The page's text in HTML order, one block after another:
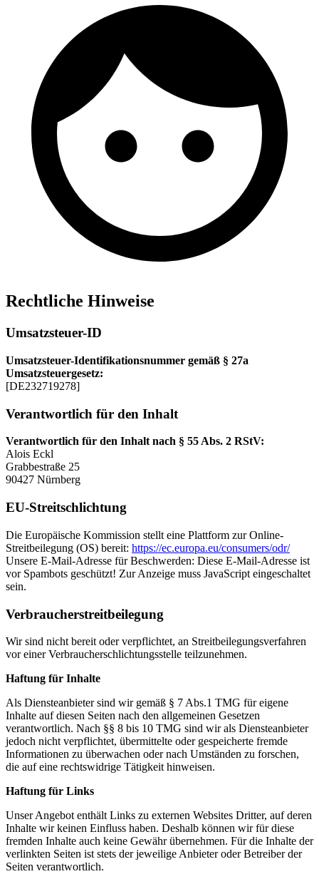
Rechtliche Hinweise
Umsatzsteuer-ID
Umsatzsteuer-Identifikationsnummer gemäß § 27a
Umsatzsteuergesetz:
[DE232719278]
Verantwortlich für den Inhalt
Verantwortlich für den Inhalt nach § 55 Abs. 2 RStV:
Alois Eckl
Grabbestraße 25
90427 Nürnberg
EU-Streitschlichtung
Die Europäische Kommission stellt eine Plattform zur Online-
Streitbeilegung (OS) bereit: https://ec.europa.eu/consumers/odr/
Unsere E-Mail-Adresse für Beschwerden: Diese E-Mail-Adresse ist
vor Spambots geschützt! Zur Anzeige muss JavaScript eingeschaltet
sein.
Verbraucherstreitbeilegung
Wir sind nicht bereit oder verpflichtet, an Streitbeilegungsverfahren
vor einer Verbraucherschlichtungsstelle teilzunehmen.
Haftung für Inhalte
Als Diensteanbieter sind wir gemäß § 7 Abs.1 TMG für eigene
Inhalte auf diesen Seiten nach den allgemeinen Gesetzen
verantwortlich. Nach §§ 8 bis 10 TMG sind wir als Diensteanbieter
jedoch nicht verpflichtet, übermittelte oder gespeicherte fremde
Informationen zu überwachen oder nach Umständen zu forschen,
die auf eine rechtswidrige Tätigkeit hinweisen.
Haftung für Links
Unser Angebot enthält Links zu externen Websites Dritter, auf deren
Inhalte wir keinen Einfluss haben. Deshalb können wir für diese
fremden Inhalte auch keine Gewähr übernehmen. Für die Inhalte der
verlinkten Seiten ist stets der jeweilige Anbieter oder Betreiber der
Seiten verantwortlich.